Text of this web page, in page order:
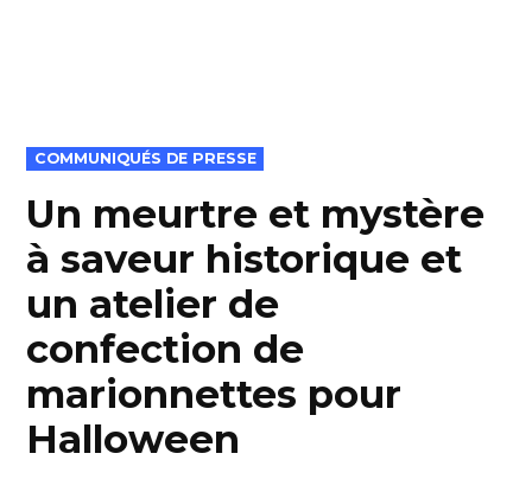
POSTED
IN
COMMUNIQUÉS DE PRESSE
Un meurtre et mystère
à saveur historique et
un atelier de
confection de
marionnettes pour
Halloween